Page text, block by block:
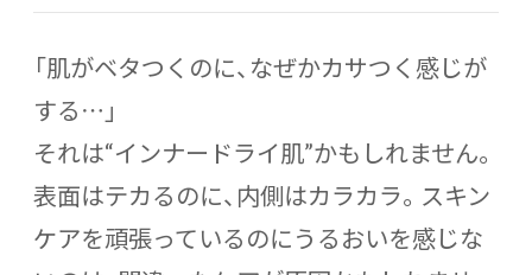
「肌がベタつくのに、なぜかカサつく感じが
する…」
それは“インナードライ肌”かもしれません。
表面はテカるのに、内側はカラカラ。スキン
ケアを頑張っているのにうるおいを感じな